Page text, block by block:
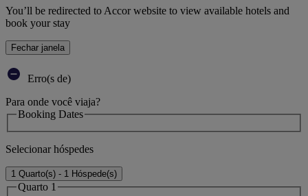
You’ll be redirected to Accor website to view available hotels and
book your stay
Fechar janela
Erro(s de)
Para onde você viaja?
Booking Dates
Selecionar hóspedes
1 Quarto(s) - 1 Hóspede(s)
Quarto 1